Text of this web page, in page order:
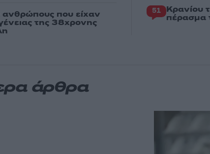
που είχαν
της 38χρονης
51 Κρανίου
πέρασμα
άρθρα